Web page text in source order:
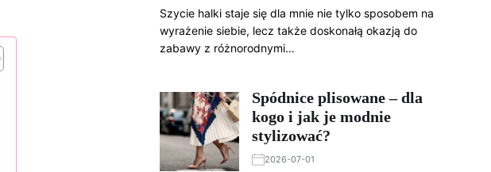
Szycie halki staje się dla mnie nie tylko sposobem na
wyrażenie siebie, lecz także doskonałą okazją do
zabawy z różnorodnymi…
Spódnice plisowane – dla
kogo i jak je modnie
stylizować?
2026-07-01